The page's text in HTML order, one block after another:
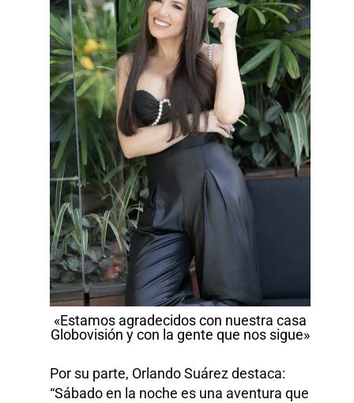
«Estamos agradecidos con nuestra casa
Globovisión y con la gente que nos sigue»
Por su parte, Orlando Suárez destaca:
“Sábado en la noche es una aventura que